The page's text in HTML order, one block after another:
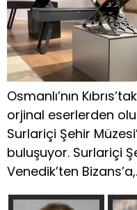
Osmanlı’nın
orjinal eserlerden
Surlariçi Şehir
buluşuyor. Surlariçi
Venedik’ten